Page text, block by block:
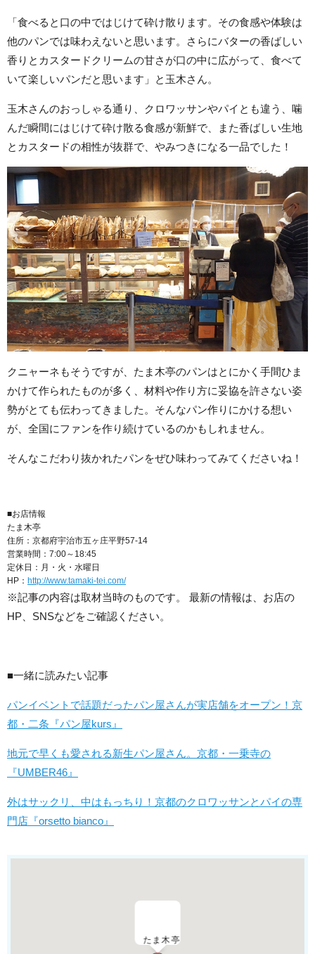
「食べると口の中ではじけて砕け散ります。その食感や体験は
他のパンでは味わえないと思います。さらにバターの香ばしい
香りとカスタードクリームの甘さが口の中に広がって、食べて
いて楽しいパンだと思います」と玉木さん。
玉木さんのおっしゃる通り、クロワッサンやパイとも違う、噛
んだ瞬間にはじけて砕け散る食感が新鮮で、また香ばしい生地
とカスタードの相性が抜群で、やみつきになる一品でした！
クニャーネもそうですが、たま木亭のパンはとにかく手間ひま
かけて作られたものが多く、材料や作り方に妥協を許さない姿
勢がとても伝わってきました。そんなパン作りにかける想い
が、全国にファンを作り続けているのかもしれません。
そんなこだわり抜かれたパンをぜひ味わってみてくださいね！
■お店情報
たま木亭
住所：京都府宇治市五ヶ庄平野57-14
営業時間：7:00～18:45
定休日：月・火・水曜日
HP： http://www.tamaki-tei.com/
※記事の内容は取材当時のものです。 最新の情報は、お店の
HP、SNSなどをご確認ください。
■一緒に読みたい記事
パンイベントで話題だったパン屋さんが実店舗をオープン！京
都・二条『パン屋kurs』
地元で早くも愛される新生パン屋さん。京都・一乗寺の
『UMBER46』
外はサックリ、中はもっちり！京都のクロワッサンとパイの専
門店『orsetto bianco』
たま木亭